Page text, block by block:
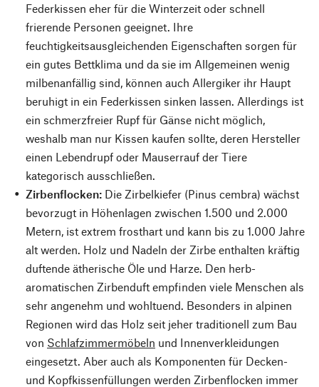
Federkissen eher für die Winterzeit oder schnell
frierende Personen geeignet. Ihre
feuchtigkeitsausgleichenden Eigenschaften sorgen für
ein gutes Bettklima und da sie im Allgemeinen wenig
milbenanfällig sind, können auch Allergiker ihr Haupt
beruhigt in ein Federkissen sinken lassen. Allerdings ist
ein schmerzfreier Rupf für Gänse nicht möglich,
weshalb man nur Kissen kaufen sollte, deren Hersteller
einen Lebendrupf oder Mauserrauf der Tiere
kategorisch ausschließen.
Zirbenflocken: Die Zirbelkiefer (Pinus cembra) wächst
bevorzugt in Höhenlagen zwischen 1.500 und 2.000
Metern, ist extrem frosthart und kann bis zu 1.000 Jahre
alt werden. Holz und Nadeln der Zirbe enthalten kräftig
duftende ätherische Öle und Harze. Den herb-
aromatischen Zirbenduft empfinden viele Menschen als
sehr angenehm und wohltuend. Besonders in alpinen
Regionen wird das Holz seit jeher traditionell zum Bau
von Schlafzimmermöbeln und Innenverkleidungen
eingesetzt. Aber auch als Komponenten für Decken-
und Kopfkissenfüllungen werden Zirbenflocken immer